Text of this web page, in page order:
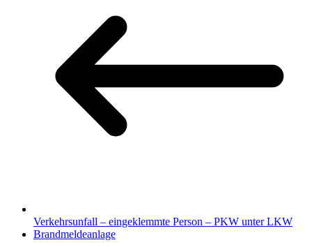
Verkehrsunfall – eingeklemmte Person – PKW unter LKW
Brandmeldeanlage